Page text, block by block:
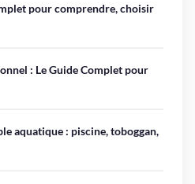
pour comprendre, choisir
: Le Guide Complet pour
aquatique : piscine, toboggan,